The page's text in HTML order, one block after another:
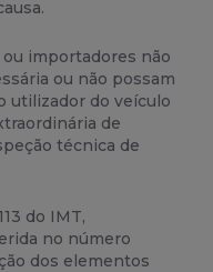
importadores não
ou não possam
utilizador do veículo
de
técnica de
do IMT,
no número
dos elementos